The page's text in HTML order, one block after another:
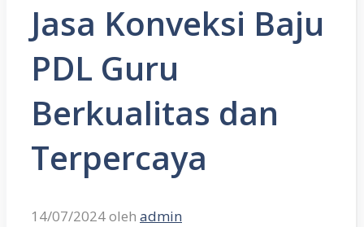
Jasa Konveksi Baju
PDL Guru
Berkualitas dan
Terpercaya
14/07/2024oleh admin